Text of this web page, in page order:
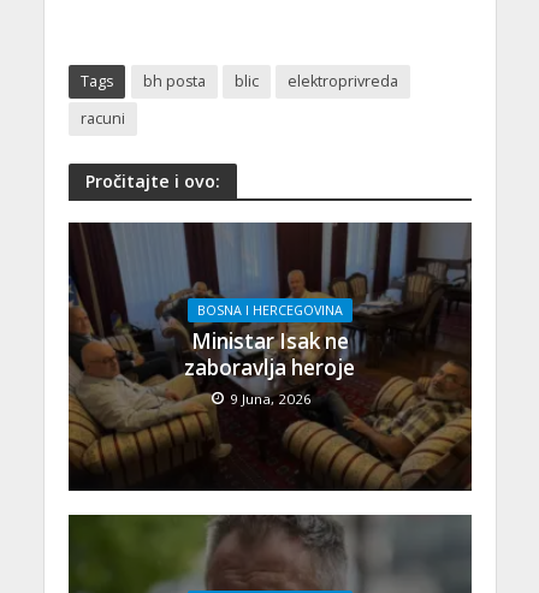
Tags bh posta blic
elektroprivreda
racuni
Pročitajte i ovo:
BOSNA I HERCEGOVINA
Ministar Isak ne
zaboravlja heroje
9 Juna, 2026